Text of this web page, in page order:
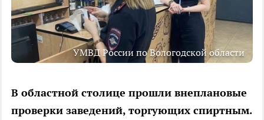
УМВД России по Вологодской области
В областной столице прошли внеплановые
проверки заведений, торгующих спиртным.